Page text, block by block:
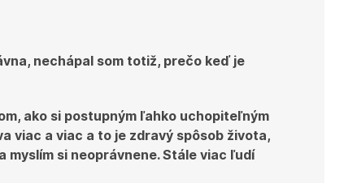
nechápal som totiž, prečo keď je
ako si postupným ľahko uchopiteľným
viac a viac a to je zdravý spôsob života,
si neoprávnene. Stále viac ľudí